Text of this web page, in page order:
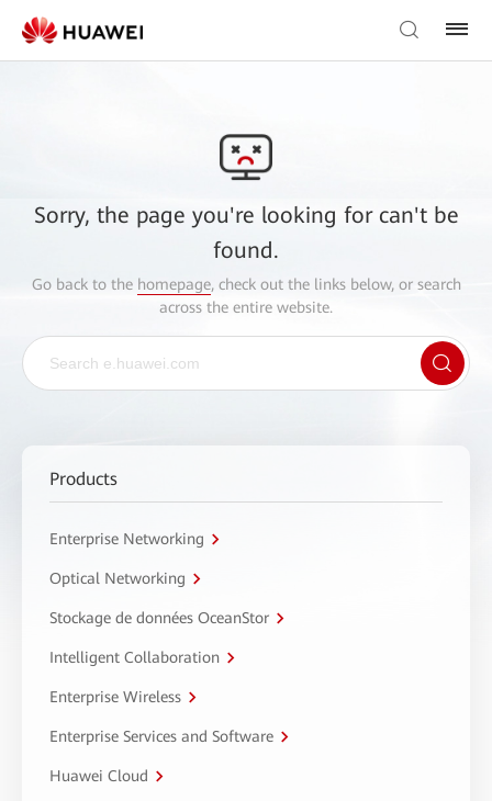
Sorry, the page you're looking for can't be
found.
Go back to the homepage, check out the links below, or search
across the entire website.
Products
Enterprise Networking
Optical Networking
Stockage de données OceanStor
Intelligent Collaboration
Enterprise Wireless
Enterprise Services and Software
Huawei Cloud